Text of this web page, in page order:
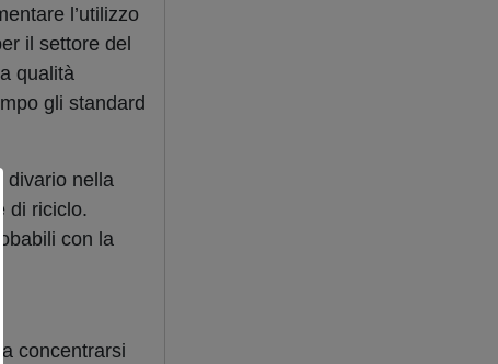
l’utilizzo
il settore del
qualità
gli standard
divario nella
di riciclo.
con la
concentrarsi